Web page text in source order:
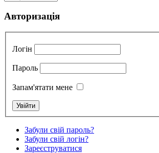
Авторизація
Логін
Пароль
Запам'ятати мене
Забули свій пароль?
Забули свій логін?
Зареєструватися